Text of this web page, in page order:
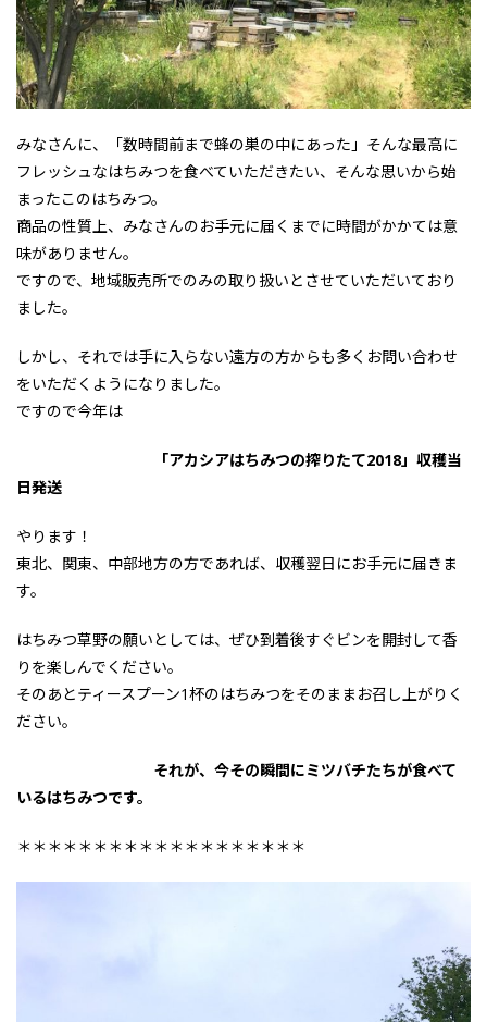
みなさんに、「数時間前まで蜂の巣の中にあった」そんな最高に
フレッシュなはちみつを食べていただきたい、そんな思いから始
まったこのはちみつ。
商品の性質上、みなさんのお手元に届くまでに時間がかかては意
味がありません。
ですので、地域販売所でのみの取り扱いとさせていただいており
ました。
しかし、それでは手に入らない遠方の方からも多くお問い合わせ
をいただくようになりました。
ですので今年は
「アカシアはちみつの搾りたて2018」収穫当
日発送
やります！
東北、関東、中部地方の方であれば、収穫翌日にお手元に届きま
す。
はちみつ草野の願いとしては、ぜひ到着後すぐビンを開封して香
りを楽しんでください。
そのあとティースプーン1杯のはちみつをそのままお召し上がりく
ださい。
それが、今その瞬間にミツバチたちが食べて
いるはちみつです。
＊＊＊＊＊＊＊＊＊＊＊＊＊＊＊＊＊＊＊